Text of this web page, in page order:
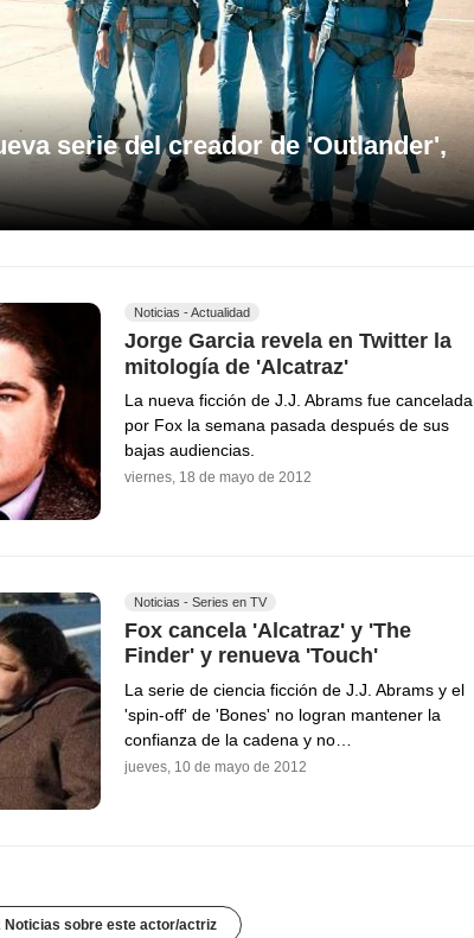
serie del creador de 'Outlander',
Noticias - Actualidad
Jorge Garcia revela en Twitter la
mitología de 'Alcatraz'
La nueva ficción de J.J. Abrams fue cancelada
por Fox la semana pasada después de sus
bajas audiencias.
viernes, 18 de mayo de 2012
Noticias - Series en TV
Fox cancela 'Alcatraz' y 'The
Finder' y renueva 'Touch'
La serie de ciencia ficción de J.J. Abrams y el
'spin-off' de 'Bones' no logran mantener la
confianza de la cadena y no…
jueves, 10 de mayo de 2012
Noticias sobre este actor/actriz